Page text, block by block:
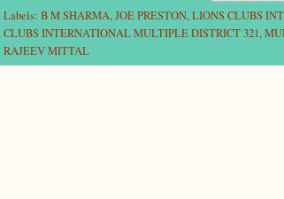
Labels: B M SHARMA,JOE PRESTON,LIONS CLUBS
CLUBS INTERNATIONAL MULTIPLE DISTRICT 321,
RAJEEV MITTAL